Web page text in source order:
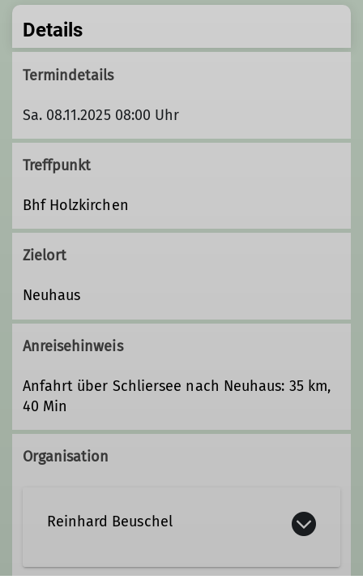
Details
Termindetails
Sa. 08.11.2025 08:00 Uhr
Treffpunkt
Bhf Holzkirchen
Zielort
Neuhaus
Anreisehinweis
Anfahrt über Schliersee nach Neuhaus: 35 km,
40 Min
Organisation
Reinhard Beuschel